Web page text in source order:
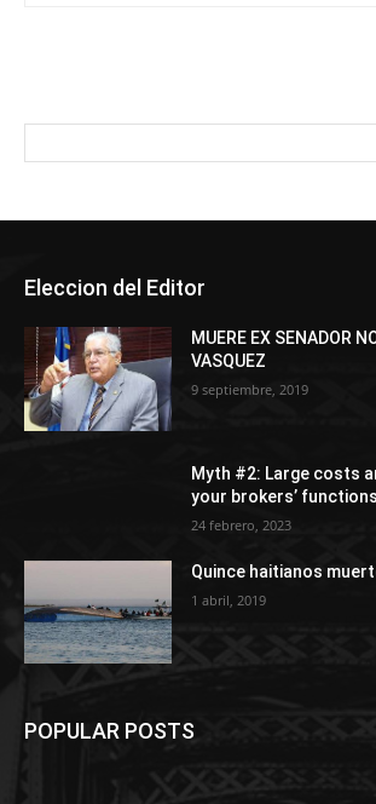
Eleccion del Editor
MUERE EX SENADOR
VASQUEZ
9 septiembre, 2019
Myth #2: Large costs
your brokers’ functions
24 febrero, 2023
Quince haitianos
1 abril, 2019
POPULAR POSTS